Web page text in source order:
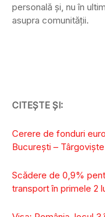
personală şi, nu în
asupra comunităţii.
CITEȘTE ȘI:
Cerere de fonduri
București – Târgoviște
Scădere de 0,9%
transport în primele 2